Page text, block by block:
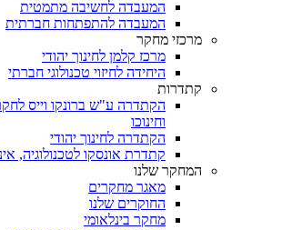
המעבדה לחשיבה מתמטית
המעבדה להתפתחות חברתית
מרכזי מחקר
מרכז קלמן לחינוך יהודי
היחידה לחיזוי טכנולוגי חברתי
קתדרות
הקתדרה ע"ש ברונקו וייס
וחינוכו
הקתדרה לחינוך יהודי
קתדרת אונסקו לטכנולוגיה,
המחקר שלנו
מאגר מחקרים
החוקרים שלנו
מחקר בינלאומי